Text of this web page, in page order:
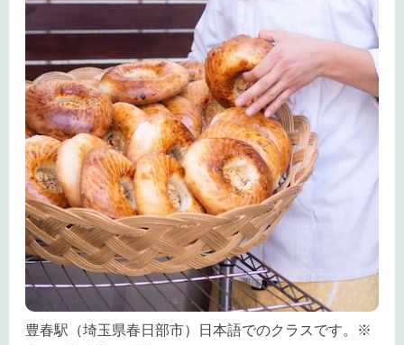
豊春駅（埼玉県春日部市）日本語でのクラスです。※